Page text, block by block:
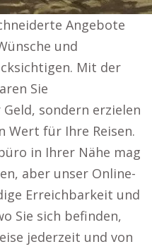
Angebote
und
Mit der
Sie
sondern erzielen
Wert für Ihre Reisen.
in Ihrer Nähe mag
aber unser Online-
Erreichbarkeit und
Sie sich befinden,
jederzeit und von